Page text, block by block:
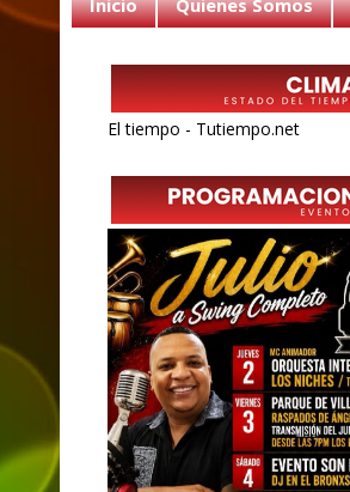
Inicio Quienes Somos
El tiempo - Tutiempo.net